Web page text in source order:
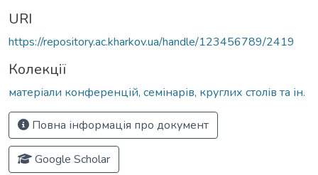
URI
https://repository.ac.kharkov.ua/handle/123456789/2419
Колекції
матеріали конференцій, семінарів, круглих столів та ін.
Повна інформація про документ
Google Scholar